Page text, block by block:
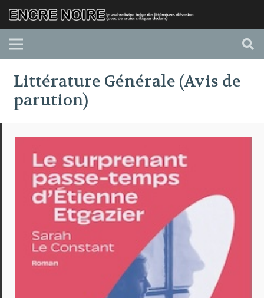
Littérature Générale (Avis de
parution)